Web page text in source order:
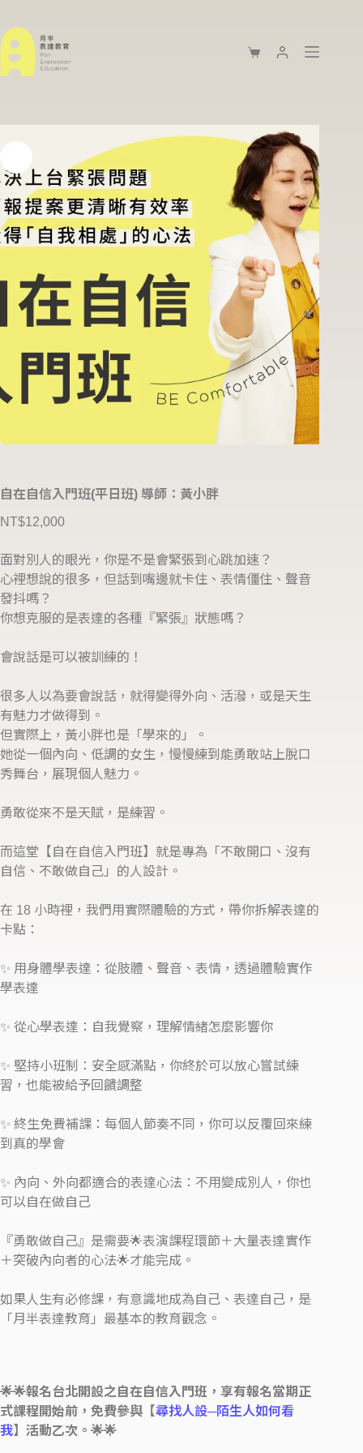
自在自信入門班(平日班) 導師：黃小胖
NT$12,000
面對別人的眼光，你是不是會緊張到心跳加速？
心裡想說的很多，但話到嘴邊就卡住、表情僵住、聲音
發抖嗎？
你想克服的是表達的各種『緊張』狀態嗎？
會說話是可以被訓練的！
很多人以為要會說話，就得變得外向、活潑，或是天生
有魅力才做得到。
但實際上，黃小胖也是「學來的」。
她從一個內向、低調的女生，慢慢練到能勇敢站上脫口
秀舞台，展現個人魅力。
勇敢從來不是天賦，是練習。
而這堂【自在自信入門班】就是專為「不敢開口、沒有
自信、不敢做自己」的人設計。
在 18 小時裡，我們用實際體驗的方式，帶你拆解表達的
卡點：
✨ 用身體學表達：從肢體、聲音、表情，透過體驗實作
學表達
✨ 從心學表達：自我覺察，理解情緒怎麼影響你
✨ 堅持小班制：安全感滿點，你終於可以放心嘗試練
習，也能被給予回饋調整
✨ 終生免費補課：每個人節奏不同，你可以反覆回來練
到真的學會
✨ 內向、外向都適合的表達心法：不用變成別人，你也
可以自在做自己
『勇敢做自己』是需要🌟表演課程環節＋大量表達實作
＋突破內向者的心法🌟才能完成。
如果人生有必修課，有意識地成為自己、表達自己，是
「月半表達教育」最基本的教育觀念。
🌟🌟報名台北開設之自在自信入門班，享有報名當期正
式課程開始前，免費參與【尋找人設─陌生人如何看
我】活動乙次。🌟🌟